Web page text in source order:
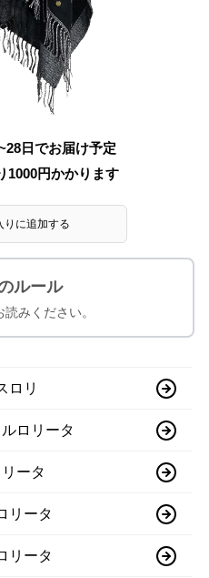
日でお届け予定
1000円かかります
りに追加する
ルール
みください。
ロリ
ロリータ
ータ
リータ
リータ